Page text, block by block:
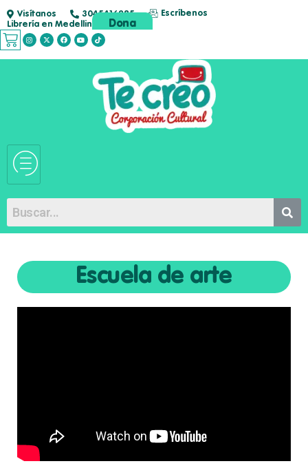
Visítanos 3045416285
Escríbenos
Librería en Medellin
Dona
Escuela de arte